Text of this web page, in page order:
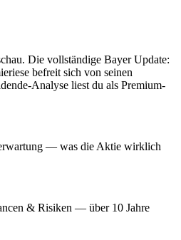
Die vollständige Bayer Update:
befreit sich von seinen
Analyse liest du als Premium-
— was die Aktie wirklich
& Risiken — über 10 Jahre